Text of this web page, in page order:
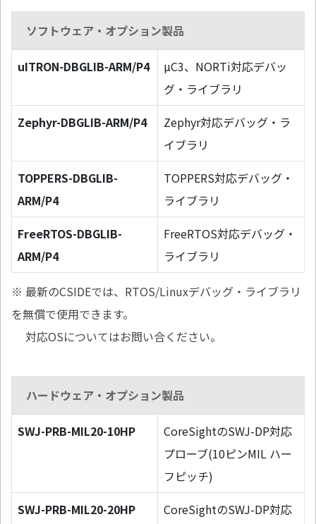
ソフトウェア・オプション製品
uITRON-DBGLIB-ARM/P4
µC3、NORTi対応デバッ
グ・ライブラリ
Zephyr-DBGLIB-ARM/P4
Zephyr対応デバッグ・ラ
イブラリ
TOPPERS-DBGLIB-
ARM/P4
TOPPERS対応デバッグ・
ライブラリ
FreeRTOS-DBGLIB-
ARM/P4
FreeRTOS対応デバッグ・
ライブラリ
※ 最新のCSIDEでは、RTOS/Linuxデバッグ・ライブラリ
を無償で使用できます。
対応OSについてはお問い合ください。
ハードウェア・オプション製品
SWJ-PRB-MIL20-10HP
CoreSightのSWJ-DP対応
プローブ(10ピンMIL ハー
フピッチ)
SWJ-PRB-MIL20-20HP
CoreSightのSWJ-DP対応